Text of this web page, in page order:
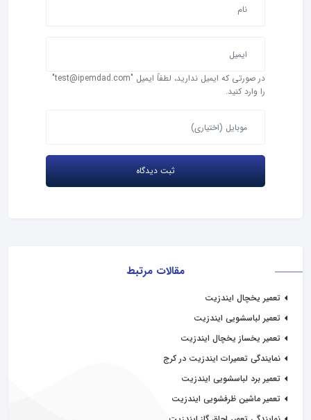
مقالات مرتبط
تعمیر یخچال ایندزیت
تعمیر لباسشویی ایندزیت
تعمیر یخساز یخچال ایندزیت
نمایندگی تعمیرات ایندزیت در کرج
تعمیر برد لباسشویی ایندزیت
تعمیر ماشین ظرفشویی ایندزیت
در صورتی که ایمیل ندارید، لطفاً ایمیل "test@ipemdad.com"
را وارد کنید.